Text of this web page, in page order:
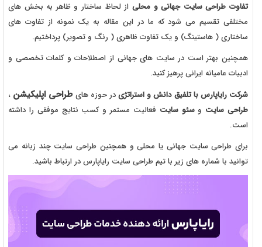
تفاوت طراحی سایت جهانی و محلی از لحاظ ساختار و ظاهر به بخش های
مختلفی تقسیم می شود که ما در این مقاله به یک نمونه از تفاوت های
ساختاری ( هاستینگ) و یک تفاوت ظاهری ( رنگ و تصویر) پرداختیم.
همچنین بهتر است در سایت های جهانی از اصطلاحات و کلمات تخصصی و
ادبیات عامیانه ایرانی پرهیز کنید.
شرکت رایاپارس با تلفیق دانش و استراتژیدر حوزه هایطراحی اپلیکیشن ،
طراحی سایت وسئو سایت فعالیت مستمر و کسب نتایج موفقی را داشته
است.
برای طراحی سایت جهانی یا محلی و همچنین طراحی سایت چند زبانه می
توانید با شماره های زیر با تیم طراحی سایت رایاپارس در ارتباط باشید.